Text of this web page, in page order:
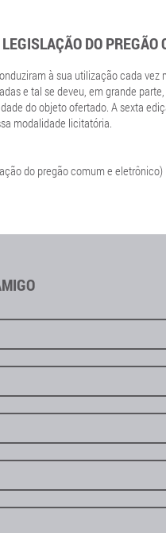
DO
à sua utilização cada
e tal se deveu, em grande
do objeto ofertado. A sexta
modalidade licitatória.
do pregão comum e